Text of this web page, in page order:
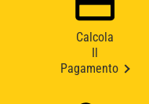
Calcola
Pagamento